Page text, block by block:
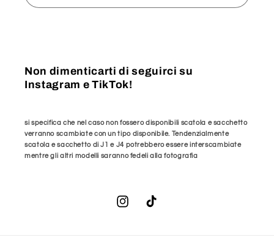
Non dimenticarti di seguirci su
Instagram e TikTok!
si specifica che nel caso non fossero disponibili scatola e sacchetto
verranno scambiate con un tipo disponibile. Tendenzialmente
scatola e sacchetto di J1 e J4 potrebbero essere interscambiate
mentre gli altri modelli saranno fedeli alla fotografia
InstagramTikTok